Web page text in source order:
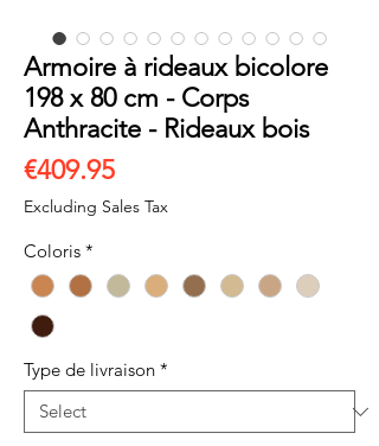
Armoire à rideaux bicolore
198 x 80 cm - Corps
Anthracite - Rideaux bois
€409.95Price
Excluding Sales Tax
Coloris *
Type de livraison *